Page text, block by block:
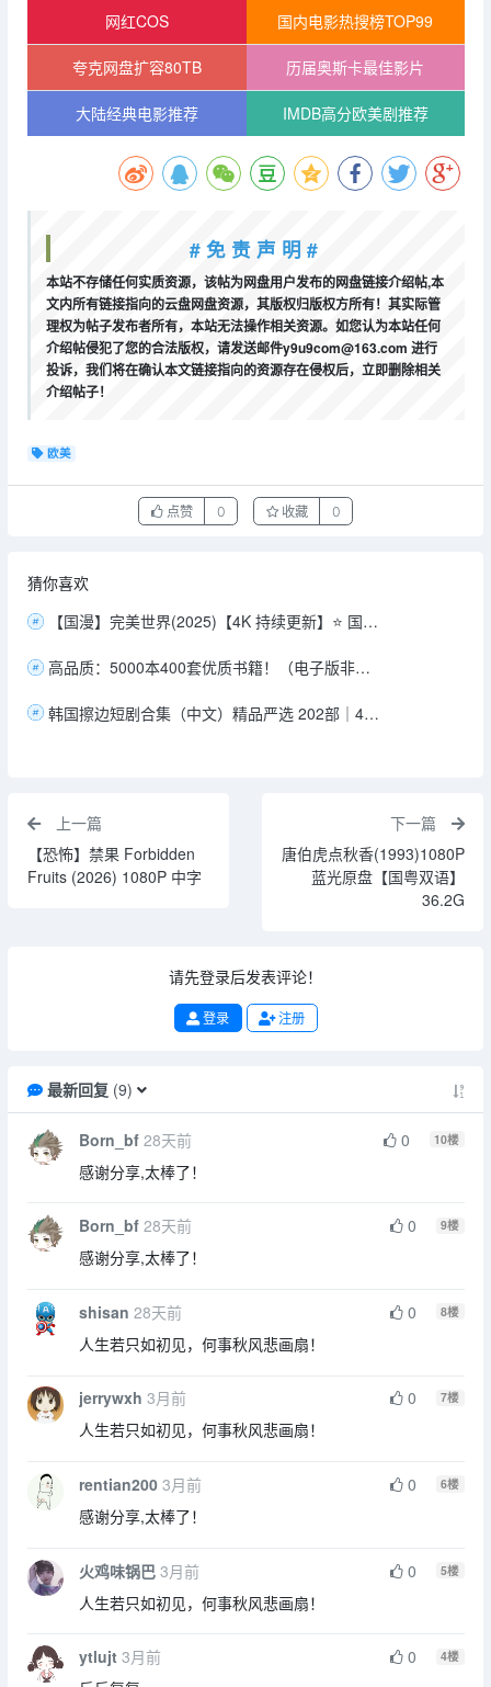
网红COS 国内电影热搜榜TOP99
夸克网盘扩容80TB 历届奥斯卡最佳影片
大陆经典电影推荐 IMDB高分欧美剧推荐
# 免 责 声 明 #
本站不存储任何实质资源，该帖为网盘用户发布的网盘链接介绍帖,本
文内所有链接指向的云盘网盘资源，其版权归版权方所有！其实际管
理权为帖子发布者所有，本站无法操作相关资源。如您认为本站任何
介绍帖侵犯了您的合法版权，请发送邮件y9u9com@163.com 进行
投诉，我们将在确认本文链接指向的资源存在侵权后，立即删除相关
介绍帖子！
欧美
点赞 0 收藏 0
猜你喜欢
【国漫】完美世界(2025)【4K 持续更新】⭐ 国语中字【单集1.4G】
高品质：5000本400套优质书籍！（电子版非扫描。多格式！总138G)
韩国擦边短剧合集（中文）精品严选 202部｜4K画质｜内嵌中文字幕｜午夜场超高清｜总计264G
上一篇
【恐怖】禁果 Forbidden
Fruits (2026) 1080P 中字
下一篇
唐伯虎点秋香(1993)1080P
蓝光原盘【国粤双语】
36.2G
请先登录后发表评论！
登录 注册
最新回复(9)
Born_bf 28天前 0 10楼
感谢分享,太棒了！
Born_bf 28天前 0 9楼
感谢分享,太棒了！
shisan 28天前 0 8楼
人生若只如初见，何事秋风悲画扇！
jerrywxh 3月前 0 7楼
人生若只如初见，何事秋风悲画扇！
rentian200 3月前 0 6楼
感谢分享,太棒了！
火鸡味锅巴 3月前 0 5楼
人生若只如初见，何事秋风悲画扇！
ytlujt 3月前 0 4楼